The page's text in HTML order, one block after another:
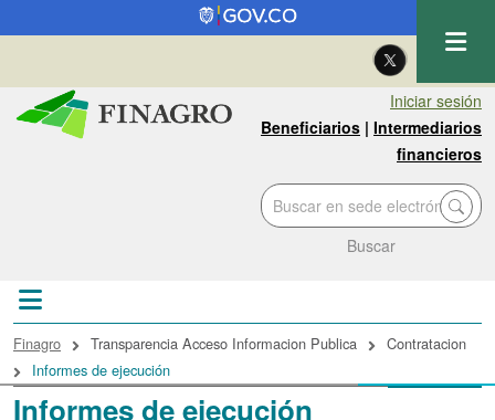
Pasar al contenido principal
| Eng
Iniciar sesión
Beneficiarios | Intermediarios
financieros
Buscar
Informes de ejecución
enlaces de ayuda a la
Finagro Transparencia Acceso Informacion Publica
Contratacion
Informes de ejecución